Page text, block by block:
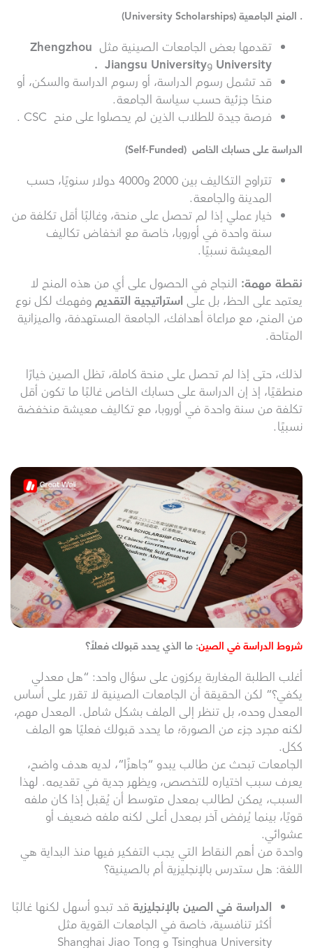
. المنح الجامعية (University Scholarships)
تقدمها بعض الجامعات الصينية مثل Zhengzhou
University وJiangsu University
.
قد تشمل رسوم الدراسة، أو رسوم الدراسة والسكن، أو
منحًا جزئية حسب سياسة الجامعة.
فرصة جيدة للطلاب الذين لم يحصلوا على منح CSC .
الدراسة على حسابك الخاص (Self-Funded)
تتراوح التكاليف بين 2000 و4000 دولار سنويًا، حسب
المدينة والجامعة.
خيار عملي إذا لم تحصل على منحة، وغالبًا أقل تكلفة من
سنة واحدة في أوروبا، خاصة مع انخفاض تكاليف
المعيشة نسبيًا.
نقطة مهمة: النجاح في الحصول على أي من هذه المنح لا
يعتمد على الحظ، بل على استراتيجية التقديموفهمك لكل نوع
من المنح، مع مراعاة أهدافك، الجامعة المستهدفة، والميزانية
المتاحة.
لذلك، حتى إذا لم تحصل على منحة كاملة، تظل الصين خيارًا
منطقيًا، إذ إن الدراسة على حسابك الخاص غالبًا ما تكون أقل
تكلفة من سنة واحدة في أوروبا، مع تكاليف معيشة منخفضة
نسبيًا.
شروط الدراسة في الصين: ما الذي يحدد قبولك فعلاً؟
أغلب الطلبة المغاربة يركزون على سؤال واحد: “هل معدلي
يكفي؟” لكن الحقيقة أن الجامعات الصينية لا تقرر على أساس
المعدل وحده، بل تنظر إلى الملف بشكل شامل. المعدل مهم،
لكنه مجرد جزء من الصورة؛ ما يحدد قبولك فعليًا هو الملف
ككل.
الجامعات تبحث عن طالب يبدو “جاهزًا”، لديه هدف واضح،
يعرف سبب اختياره للتخصص، ويظهر جدية في تقديمه. لهذا
السبب، يمكن لطالب بمعدل متوسط أن يُقبل إذا كان ملفه
قويًا، بينما يُرفض آخر بمعدل أعلى لكنه ملفه ضعيف أو
عشوائي.
واحدة من أهم النقاط التي يجب التفكير فيها منذ البداية هي
اللغة: هل ستدرس بالإنجليزية أم بالصينية؟
الدراسة في الصين بالإنجليزيةقد تبدو أسهل لكنها غالبًا
أكثر تنافسية، خاصة في الجامعات القوية مثل
Tsinghua University و Shanghai Jiao Tong